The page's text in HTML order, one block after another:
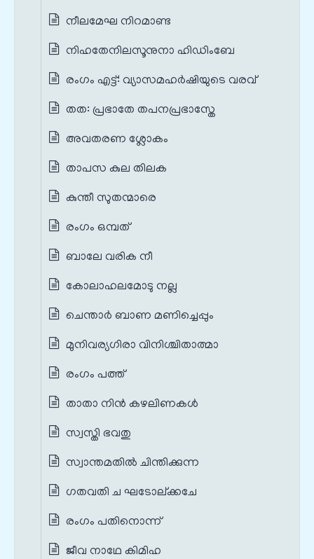
നീലമേഘ നിറമാണ്ട
നിഹതേനിലസൂനുനാ ഹിഡിംബേ
രംഗം എട്ട്: വ്യാസമഹർഷിയുടെ വരവ്
തത: പ്രഭാതേ തപനപ്രഭാസ്തേ
അവതരണ ശ്ലോകം
താപസ കുല തിലക
കുന്തീ സുതന്മാരെ
രംഗം ഒമ്പത്
ബാലേ വരിക നീ
കോലാഹലമോടു നല്ല
ചെന്താര്‍ ബാണ മണിച്ചെപ്പും
മുനിവര്യഗിരാ വിനിശ്ചിതാത്മാ
രംഗം പത്ത്
താതാ നിന്‍ കഴലിണകള്‍
സ്വസ്തി ഭവതു
സ്വാന്തമതില്‍ ചിന്തിക്കുന്ന
ഗതവതി ച ഘടോല്ക്കചേ
രംഗം പതിനൊന്ന്
ജീവ നാഥേ കിമിഹ